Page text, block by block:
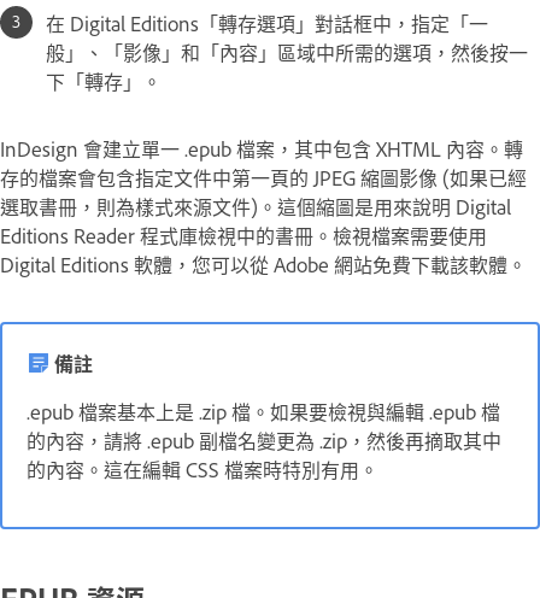
在 Digital Editions「轉存選項」對話框中，指定「一
般」、「影像」和「內容」區域中所需的選項，然後按一
下「轉存」。
InDesign 會建立單一 .epub 檔案，其中包含 XHTML 內容。轉
存的檔案會包含指定文件中第一頁的 JPEG 縮圖影像 (如果已經
選取書冊，則為樣式來源文件)。這個縮圖是用來說明 Digital
Editions Reader 程式庫檢視中的書冊。檢視檔案需要使用
Digital Editions 軟體，您可以從 Adobe 網站免費下載該軟體。
備註
.epub 檔案基本上是 .zip 檔。如果要檢視與編輯 .epub 檔
的內容，請將 .epub 副檔名變更為 .zip，然後再摘取其中
的內容。這在編輯 CSS 檔案時特別有用。